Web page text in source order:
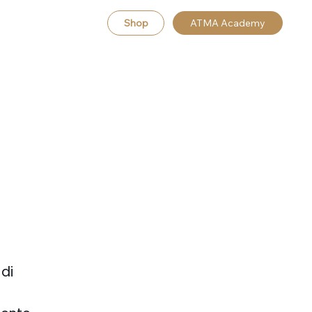
Shop ATMA Academy